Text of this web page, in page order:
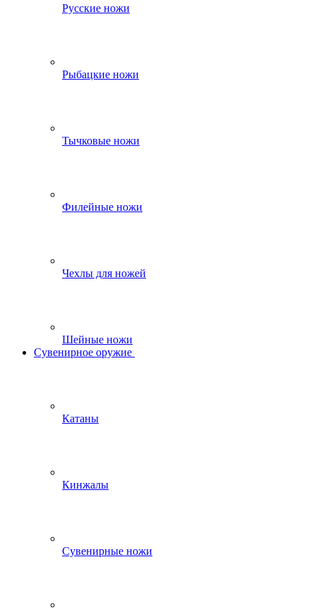
Русские ножи
Рыбацкие ножи
Тычковые ножи
Филейные ножи
Чехлы для ножей
Шейные ножи
Сувенирное оружие
Катаны
Кинжалы
Сувенирные ножи